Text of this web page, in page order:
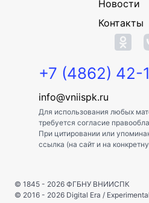
Новости
Контакты
+7 (4862) 42-
info@vniispk.ru
Для использования любых
требуется согласие
При цитировании или
ссылка (на сайт и на
© 1845 - 2026 ФГБНУ ВНИИСПК
© 2016 - 2026 Digital Era /